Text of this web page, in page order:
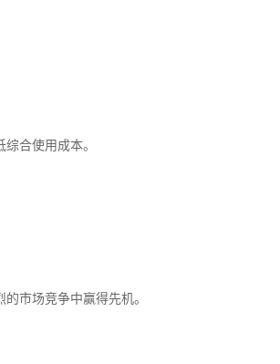
合使用成本。
市场竞争中赢得先机。